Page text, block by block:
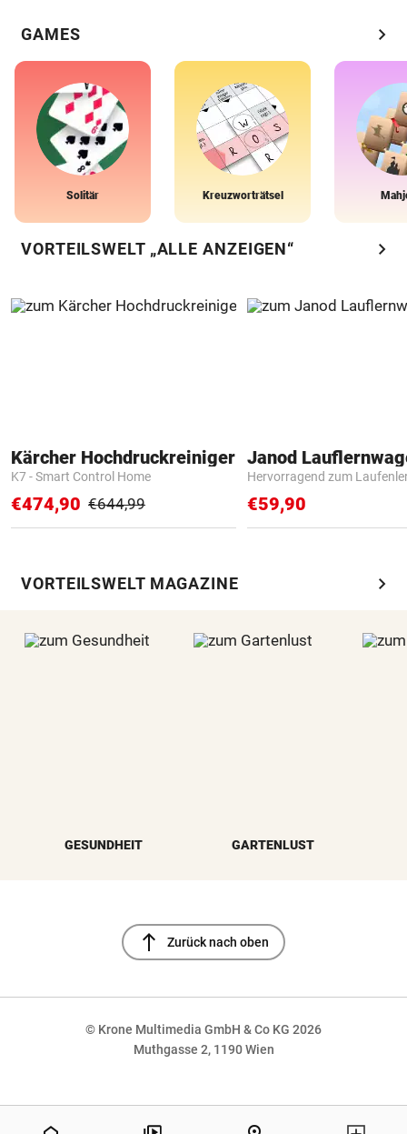
GAMES chevron_right
Solitär Kreuzworträtsel
VORTEILSWELT „ALLE ANZEIGEN“ chevron_right
Kärcher Hochdruckreiniger
K7 - Smart Control Home
€474,90 €644,99
Janod
Hervorragend zum
€59,90
VORTEILSWELT MAGAZINE chevron_right
GESUNDHEIT GARTENLUST
north Zurück nach oben
© Krone Multimedia GmbH & Co KG 2026
Muthgasse 2, 1190 Wien
NaN%